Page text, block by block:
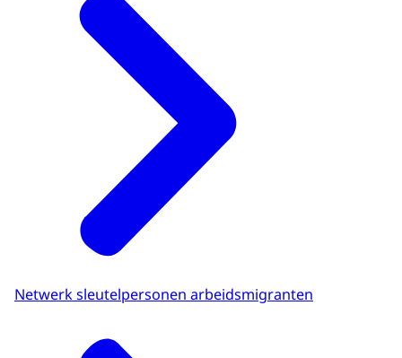
Netwerk sleutelpersonen arbeidsmigranten